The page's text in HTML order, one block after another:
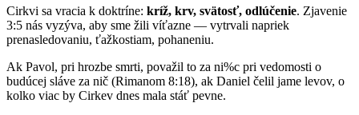
Cirkvi sa vracia k doktríne: kríž, krv, svätosť, odlúčenie. Zjavenie
3:5 nás vyzýva, aby sme žili víťazne — vytrvali napriek
prenasledovaniu, ťažkostiam, pohaneniu.
Ak Pavol, pri hrozbe smrti, považil to za ni%c pri vedomosti o
budúcej sláve za nič (Rimanom 8:18), ak Daniel čelil jame levov, o
kolko viac by Cirkev dnes mala stáť pevne.